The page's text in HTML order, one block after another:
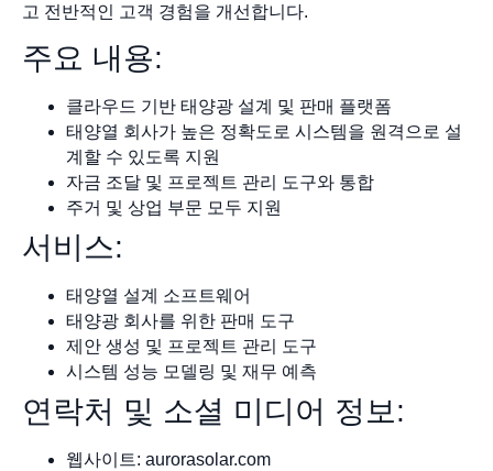
고 전반적인 고객 경험을 개선합니다.
주요 내용:
클라우드 기반 태양광 설계 및 판매 플랫폼
태양열 회사가 높은 정확도로 시스템을 원격으로 설
계할 수 있도록 지원
자금 조달 및 프로젝트 관리 도구와 통합
주거 및 상업 부문 모두 지원
서비스:
태양열 설계 소프트웨어
태양광 회사를 위한 판매 도구
제안 생성 및 프로젝트 관리 도구
시스템 성능 모델링 및 재무 예측
연락처 및 소셜 미디어 정보:
웹사이트: aurorasolar.com